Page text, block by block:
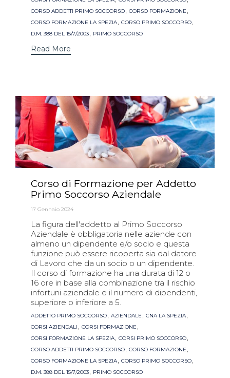
CORSO ADDETTI PRIMO SOCCORSO, CORSO FORMAZIONE ,
CORSO FORMAZIONE LA SPEZIA, CORSO PRIMO SOCCORSO,
D.M. 388 DEL 15/7/2003, PRIMO SOCCORSO
Read More
Corso di Formazione per Addetto
Primo Soccorso Aziendale
17 Gennaio 2024
La figura dell'addetto al Primo Soccorso
Aziendale è obbligatoria nelle aziende con
almeno un dipendente e/o socio e questa
funzione può essere ricoperta sia dal datore
di Lavoro che da un socio o un dipendente.
Il corso di formazione ha una durata di 12 o
16 ore in base alla combinazione tra il rischio
infortuni aziendale e il numero di dipendenti,
superiore o inferiore a 5.
Tags
ADDETTO PRIMO SOCCORSO, AZIENDALE , CNA LA SPEZIA,
CORSI AZIENDALI , CORSI FORMAZIONE ,
CORSI FORMAZIONE LA SPEZIA, CORSI PRIMO SOCCORSO,
CORSO ADDETTI PRIMO SOCCORSO, CORSO FORMAZIONE ,
CORSO FORMAZIONE LA SPEZIA, CORSO PRIMO SOCCORSO,
D.M. 388 DEL 15/7/2003, PRIMO SOCCORSO